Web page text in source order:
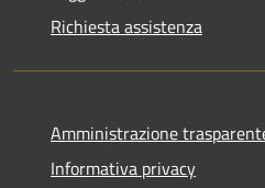
Richiesta assistenza
Amministrazione
Informativa privacy